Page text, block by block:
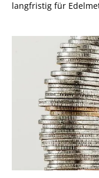
langfristig für